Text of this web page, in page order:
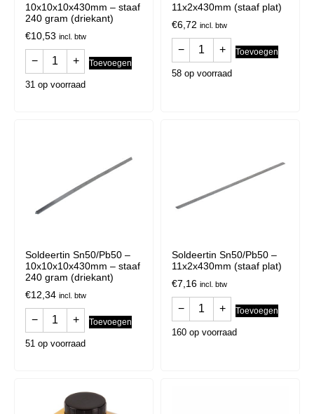
10x10x10x430mm – staaf
240 gram (driekant)
€10,53 incl. btw
− + Toevoegen
31 op voorraad
11x2x430mm (staaf plat)
€6,72 incl. btw
− + Toevoegen
58 op voorraad
Soldeertin Sn50/Pb50 –
10x10x10x430mm – staaf
240 gram (driekant)
€12,34 incl. btw
− + Toevoegen
51 op voorraad
Soldeertin Sn50/Pb50 –
11x2x430mm (staaf plat)
€7,16 incl. btw
− + Toevoegen
160 op voorraad